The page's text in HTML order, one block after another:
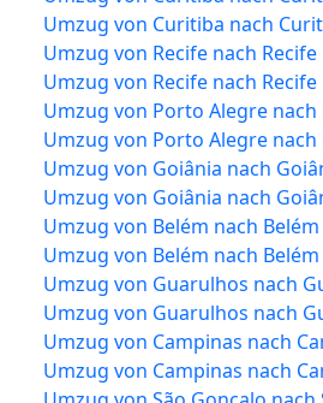
Umzug von Curitiba nach
Umzug von Recife nach Recife
Umzug von Recife nach Recife
Umzug von Porto Alegre
Umzug von Porto Alegre
Umzug von Goiânia nach
Umzug von Goiânia nach
Umzug von Belém nach Belém
Umzug von Belém nach Belém
Umzug von Guarulhos nach
Umzug von Guarulhos nach
Umzug von Campinas nach
Umzug von Campinas nach